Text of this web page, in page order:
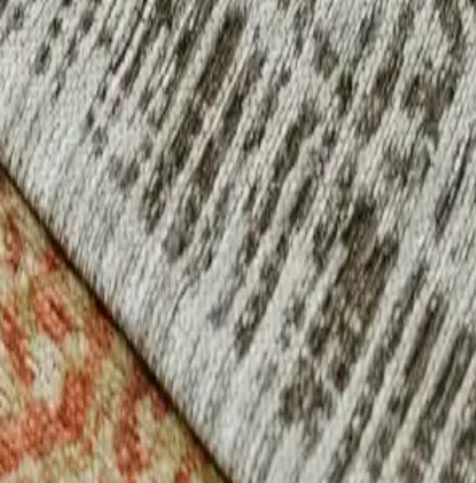
Nest Tappeto a tessitura piatta Frencie Rosa
( 15 Recensione)
IVA inclusa
Colore:
Rosa